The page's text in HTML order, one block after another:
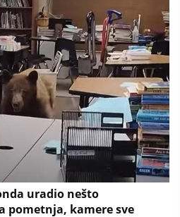
uradio nešto
pometnja, kamere sve